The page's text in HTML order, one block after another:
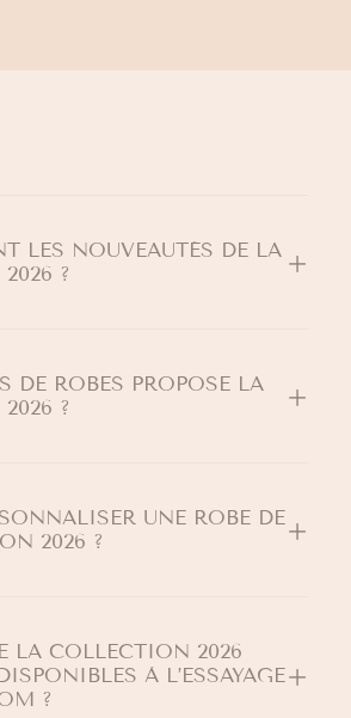
LES NOUVEAUTÉS DE LA
?
DE ROBES PROPOSE LA
?
UNE ROBE DE
2026 ?
LA COLLECTION 2026
À L’ESSAYAGE
?